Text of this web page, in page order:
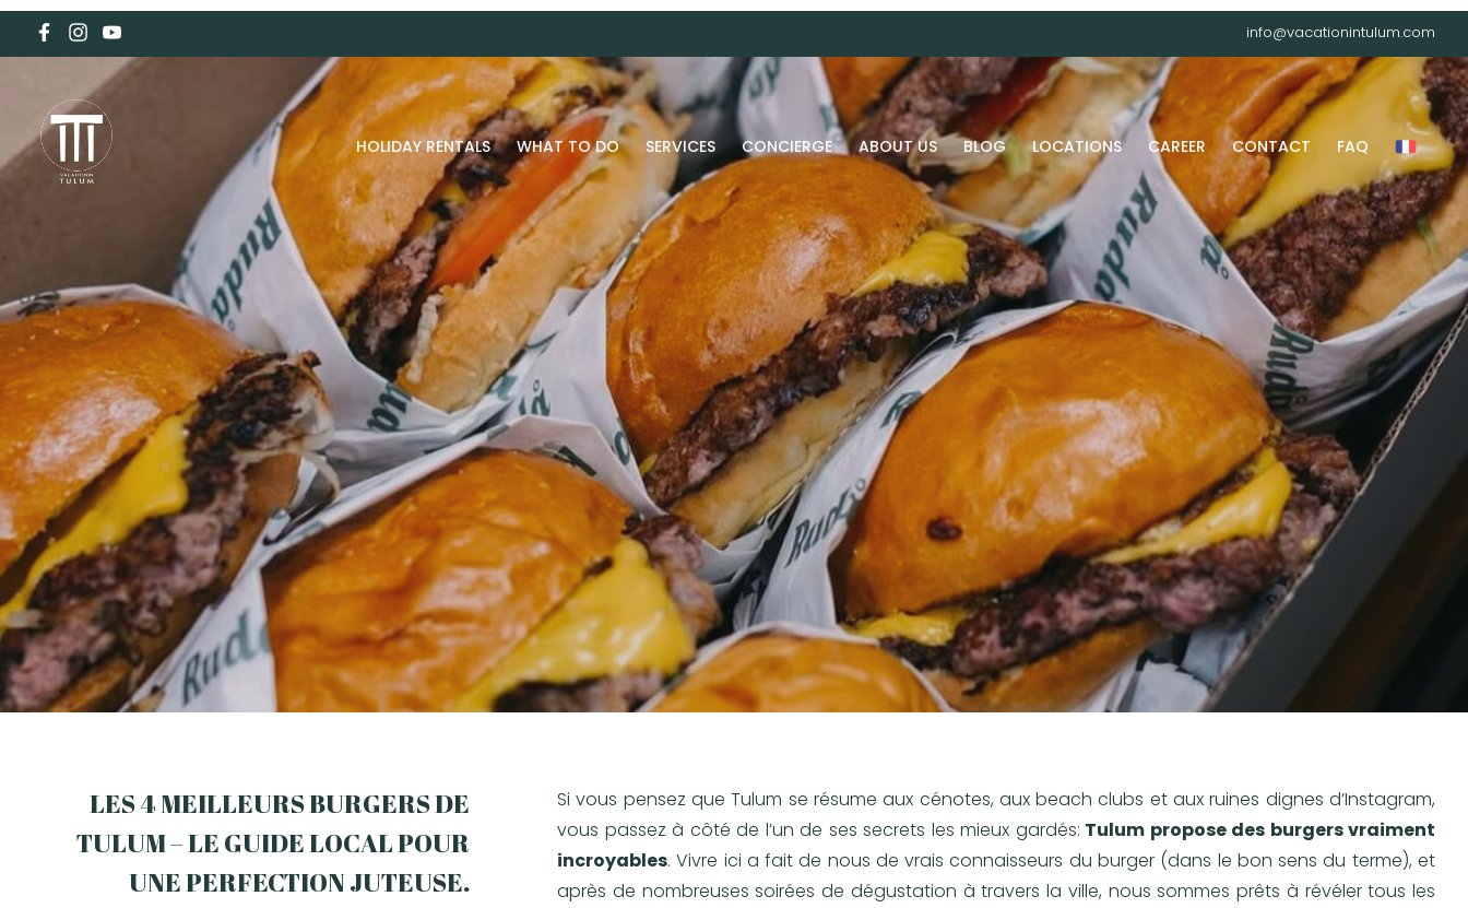
info@vacationintulum.com
HOLIDAY RENTALS WHAT TO DO SERVICES CONCIERGE ABOUT US BLOG LOCATIONS CAREER CONTACT FAQ
LES 4 MEILLEURS BURGERS DE
TULUM – LE GUIDE LOCAL POUR
UNE PERFECTION JUTEUSE.
Si vous pensez que Tulum se résume aux cénotes, aux beach clubs et aux ruines dignes d’Instagram,
vous passez à côté de l’un de ses secrets les mieux gardés: Tulum propose des burgers vraiment
incroyables. Vivre ici a fait de nous de vrais connaisseurs du burger (dans le bon sens du terme), et
après de nombreuses soirées de dégustation à travers la ville, nous sommes prêts à révéler tous les